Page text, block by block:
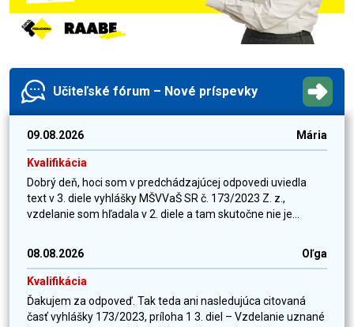
Učiteľské fórum – Nové príspevky
09.08.2026 Mária
Kvalifikácia
Dobrý deň, hoci som v predchádzajúcej odpovedi uviedla
text v 3. diele vyhlášky MŠVVaŠ SR č. 173/2023 Z. z.,
vzdelanie som hľadala v 2. diele a tam skutočne nie je...
08.08.2026 Oľga
Kvalifikácia
Ďakujem za odpoveď. Tak teda ani nasledujúca citovaná
časť vyhlášky 173/2023, príloha 1 3. diel – Vzdelanie uznané